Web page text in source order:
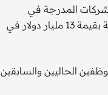
المدرجة في
" (Anthropic)، التي أسسها موظفون سابقون في "أوبن إيه آي"، صفقة بقيمة 13 مليار دولار في
الحاليين والسابقين